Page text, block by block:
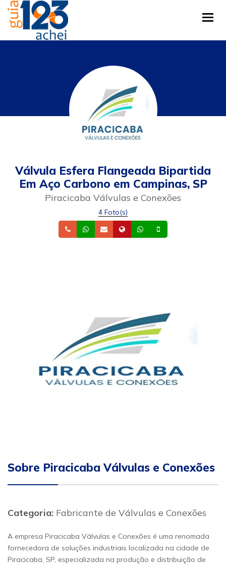
Válvula Esfera Flangeada Bipartida
Em Aço Carbono em Campinas, SP
Piracicaba Válvulas e Conexões
4 Foto(s)
TelefoneWhatsapp
Email Site Whatsapp
Sobre Piracicaba Válvulas e Conexões
Categoria: Fabricante de Válvulas e Conexões
A empresa Piracicaba Válvulas e Conexões é uma renomada
fornecedora de soluções industriais localizada na cidade de
Piracicaba, SP, especializada na produção e distribuição de